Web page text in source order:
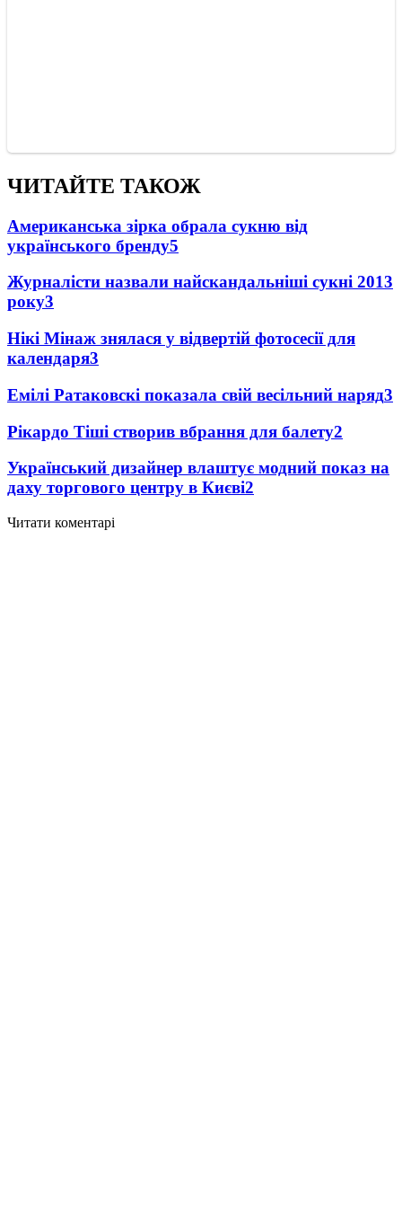
ЧИТАЙТЕ ТАКОЖ
Американська зірка обрала сукню від
українського бренду5
Журналісти назвали найскандальніші сукні 2013
року3
Нікі Мінаж знялася у відвертій фотосесії для
календаря3
Емілі Ратаковскі показала свій весільний наряд3
Рікардо Тіші створив вбрання для балету2
Український дизайнер влаштує модний показ на
даху торгового центру в Києві2
Читати коментарі